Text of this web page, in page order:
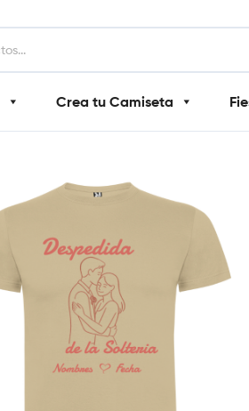
Crea tu Camiseta